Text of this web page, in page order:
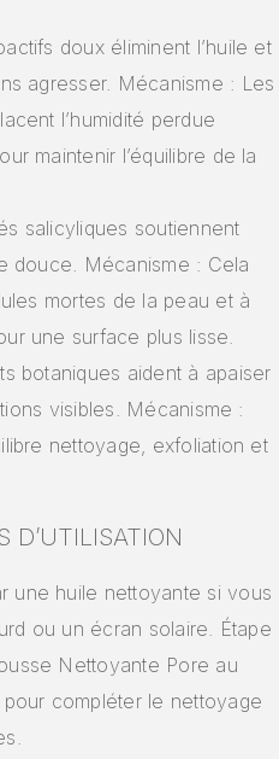
doux éliminent l’huile et
agresser. Mécanisme : Les
l’humidité perdue
maintenir l’équilibre de la
salicyliques soutiennent
douce. Mécanisme : Cela
mortes de la peau et à
une surface plus lisse.
botaniques aident à apaiser
visibles. Mécanisme :
nettoyage, exfoliation et
D’UTILISATION
une huile nettoyante si vous
ou un écran solaire. Étape
Nettoyante Pore au
compléter le nettoyage